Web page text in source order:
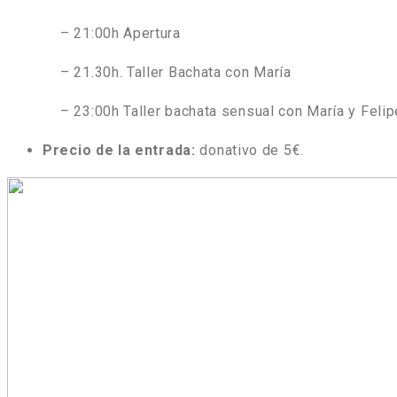
– 21:00h Apertura
– 21.30h. Taller Bachata con María
– 23:00h Taller bachata sensual con María y
Precio de la entrada: donativo de 5€.